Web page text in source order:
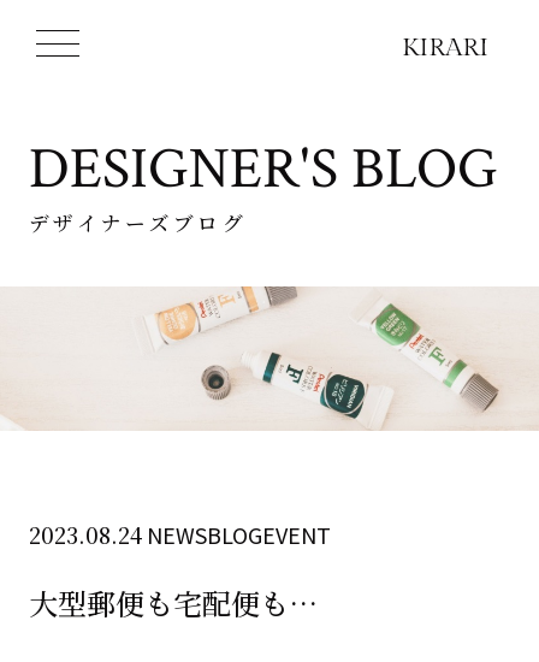
DESIGNER'S BLOG
デザイナーズブログ
2023.08.24 NEWSBLOGEVENT
大型郵便も宅配便も…